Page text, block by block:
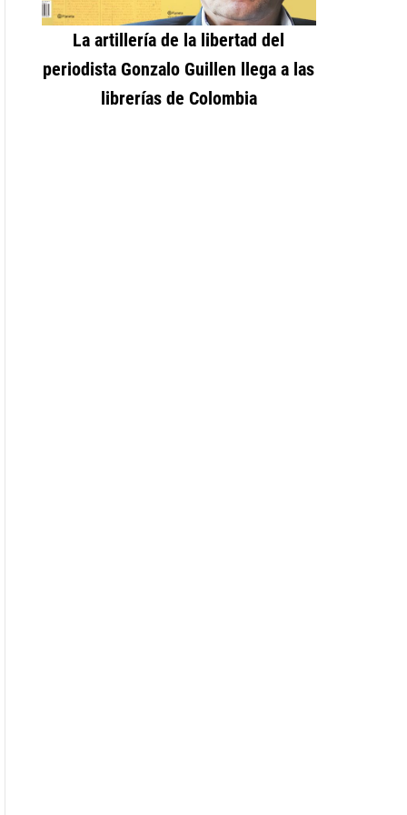
La artillería de la libertad del
periodista Gonzalo Guillen llega a las
librerías de Colombia